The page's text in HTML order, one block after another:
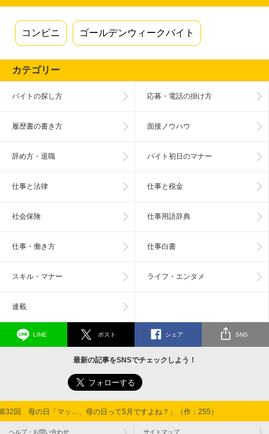
コンビニ ゴールデンウィークバイト
カテゴリー
バイトの探し方 応募・電話の掛け方
履歴書の書き方 面接ノウハウ
辞め方・退職 バイト初日のマナー
仕事と法律 仕事と税金
社会保険 仕事用語辞典
仕事・働き方 仕事白書
スキル・マナー ライフ・エンタメ
連載
LINE ポスト シェア SNS
最新の記事をSNSでチェックしよう！
32回 母の日「マッ…、母の日って5月ですよね？」（作：255）
ヘルプ・お問い合わせ サイトマップ